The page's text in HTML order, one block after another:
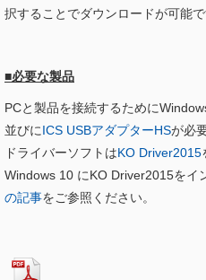
択することでダウンロードが可能で
■必要な製品
PCと製品を接続するために
並びにICS USBアダプターHSが必
ドライバーソフトはKO Driver2015
Windows 10 にKO Driver2015をイ
の記事をご参照ください。